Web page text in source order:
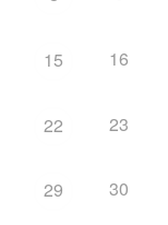
15 16
22 23
29 30